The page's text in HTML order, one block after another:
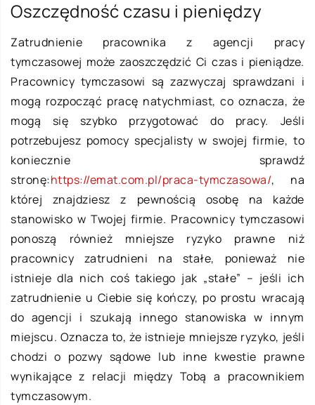
Oszczędność czasu i pieniędzy
Zatrudnienie pracownika z agencji pracy
tymczasowej może zaoszczędzić Ci czas i pieniądze.
Pracownicy tymczasowi są zazwyczaj sprawdzani i
mogą rozpocząć pracę natychmiast, co oznacza, że
mogą się szybko przygotować do pracy. Jeśli
potrzebujesz pomocy specjalisty w swojej firmie, to
koniecznie sprawdź
stronę:https://emat.com.pl/praca-tymczasowa/, na
której znajdziesz z pewnością osobę na każde
stanowisko w Twojej firmie. Pracownicy tymczasowi
ponoszą również mniejsze ryzyko prawne niż
pracownicy zatrudnieni na stałe, ponieważ nie
istnieje dla nich coś takiego jak „stałe” – jeśli ich
zatrudnienie u Ciebie się kończy, po prostu wracają
do agencji i szukają innego stanowiska w innym
miejscu. Oznacza to, że istnieje mniejsze ryzyko, jeśli
chodzi o pozwy sądowe lub inne kwestie prawne
wynikające z relacji między Tobą a pracownikiem
tymczasowym.